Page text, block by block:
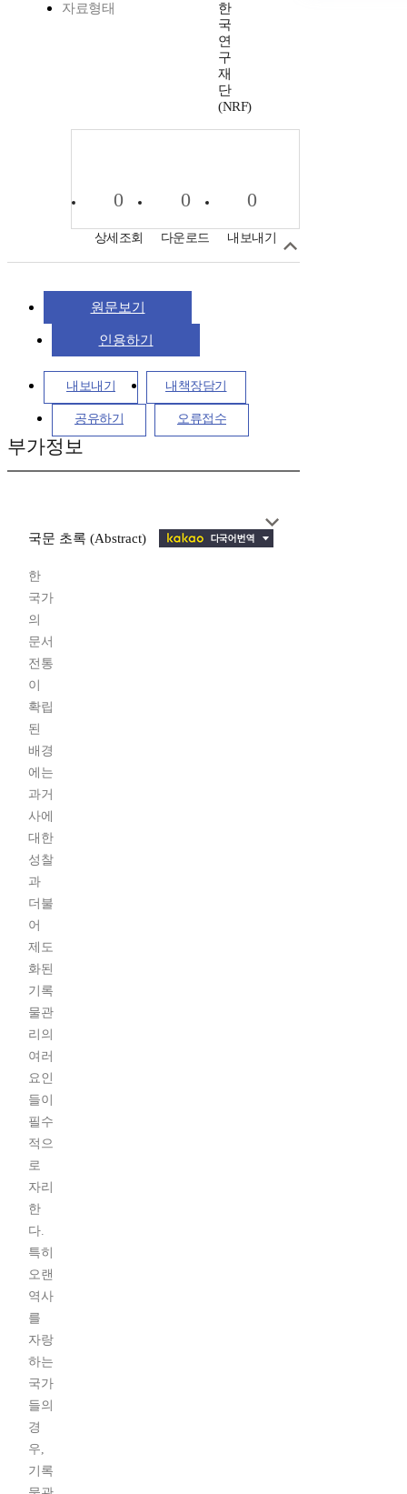
자료형태
한
국
연
구
재
단
(NRF)
0
상세조회
0
다운로드
0
내보내기
원문보기
인용하기
내보내기 내책장담기
공유하기 오류접수
부가정보
국문 초록 (Abstract)
한
국가
의
문서
전통
이
확립
된
배경
에는
과거
사에
대한
성찰
과
더불
어
제도
화된
기록
물관
리의
여러
요인
들이
필수
적으
로
자리
한
다.
특히
오랜
역사
를
자랑
하는
국가
들의
경
우,
기록